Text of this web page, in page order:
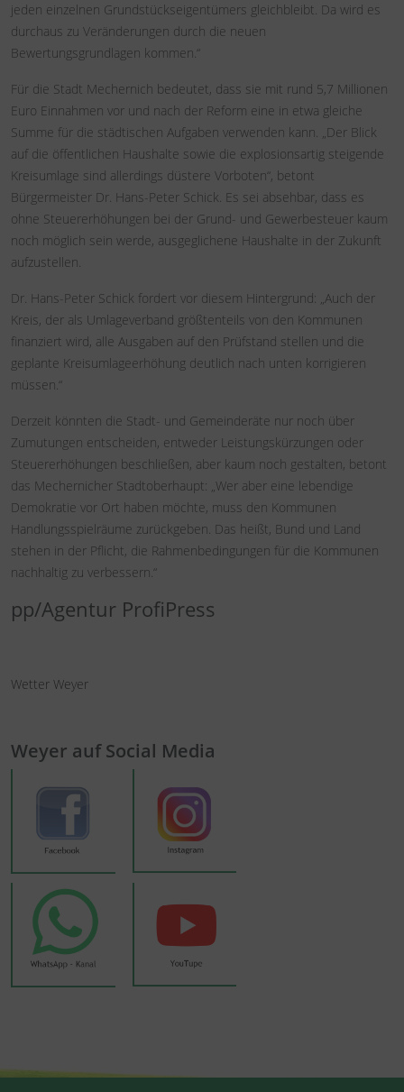
jeden einzelnen Grundstückseigentümers gleichbleibt. Da wird es
durchaus zu Veränderungen durch die neuen
Bewertungsgrundlagen kommen.“
Für die Stadt Mechernich bedeutet, dass sie mit rund 5,7 Millionen
Euro Einnahmen vor und nach der Reform eine in etwa gleiche
Summe für die städtischen Aufgaben verwenden kann. „Der Blick
auf die öffentlichen Haushalte sowie die explosionsartig steigende
Kreisumlage sind allerdings düstere Vorboten“, betont
Bürgermeister Dr. Hans-Peter Schick. Es sei absehbar, dass es
ohne Steuererhöhungen bei der Grund- und Gewerbesteuer kaum
noch möglich sein werde, ausgeglichene Haushalte in der Zukunft
aufzustellen.
Dr. Hans-Peter Schick fordert vor diesem Hintergrund: „Auch der
Kreis, der als Umlageverband größtenteils von den Kommunen
finanziert wird, alle Ausgaben auf den Prüfstand stellen und die
geplante Kreisumlageerhöhung deutlich nach unten korrigieren
müssen.“
Derzeit könnten die Stadt- und Gemeinderäte nur noch über
Zumutungen entscheiden, entweder Leistungskürzungen oder
Steuererhöhungen beschließen, aber kaum noch gestalten, betont
das Mechernicher Stadtoberhaupt: „Wer aber eine lebendige
Demokratie vor Ort haben möchte, muss den Kommunen
Handlungsspielräume zurückgeben. Das heißt, Bund und Land
stehen in der Pflicht, die Rahmenbedingungen für die Kommunen
nachhaltig zu verbessern.“
pp/Agentur ProfiPress
Wetter Weyer
Weyer auf Social Media